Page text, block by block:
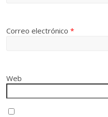
Correo electrónico*
Web